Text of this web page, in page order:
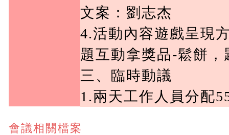
文案：劉志杰
4.活動內容遊戲呈現
題互動拿獎品-鬆餅，
三、臨時動議
1.兩天工作人員分配
會議相關檔案